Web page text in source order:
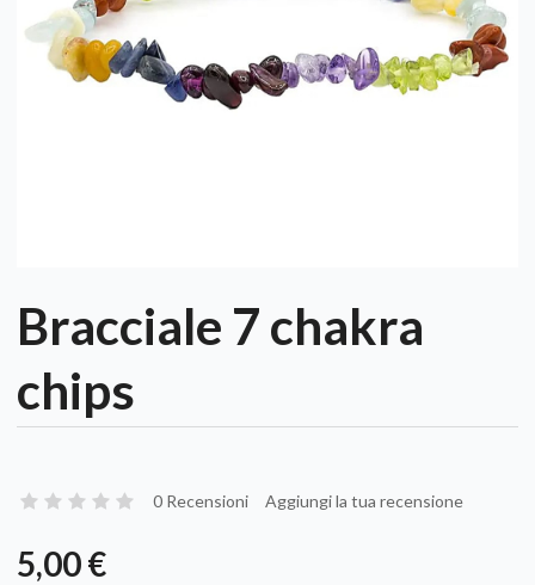
Bracciale 7 chakra
chips
0 Recensioni Aggiungi la tua recensione
5,00 €